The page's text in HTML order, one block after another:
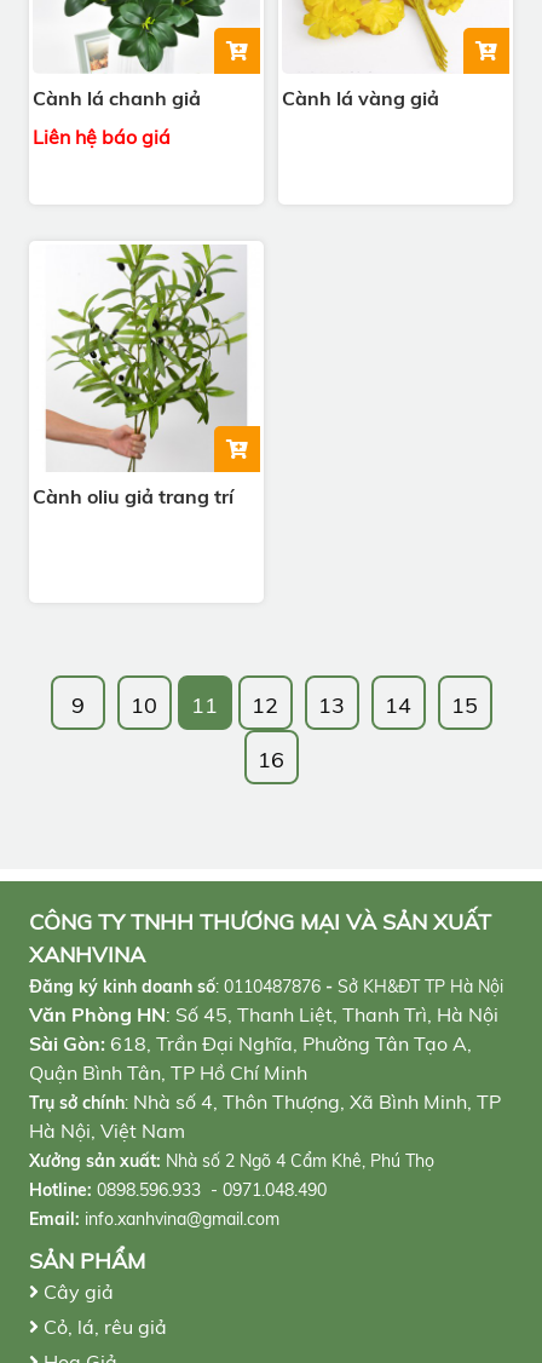
Cành lá chanh giả
Liên hệ báo giá
Cành lá vàng giả
Cành oliu giả trang trí
9 10 11 12 13 14
15
16
CÔNG TY TNHH THƯƠNG MẠI VÀ SẢN XUẤT
XANHVINA
Đăng ký kinh doanh số: 0110487876 - Sở KH&ĐT TP Hà Nội
Văn Phòng HN: Số 45, Thanh Liệt, Thanh Trì, Hà Nội
Sài Gòn: 618, Trần Đại Nghĩa, Phường Tân Tạo A,
Quận Bình Tân, TP Hồ Chí Minh
Trụ sở chính: Nhà số 4, Thôn Thượng, Xã Bình Minh, TP
Hà Nội, Việt Nam
Xưởng sản xuất: Nhà số 2 Ngõ 4 Cẩm Khê, Phú Thọ
Hotline: 0898.596.933 - 0971.048.490
Email: info.xanhvina@gmail.com
SẢN PHẨM
Cây giả
Cỏ, lá, rêu giả